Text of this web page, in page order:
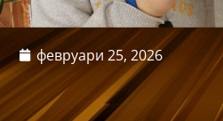
февруари 25, 2026